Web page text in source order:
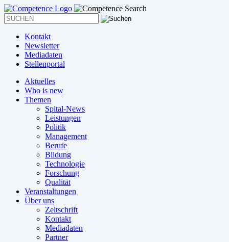
Kontakt
Newsletter
Mediadaten
Stellenportal
Aktuelles
Who is new
Themen
Spital-News
Leistungen
Politik
Management
Berufe
Bildung
Technologie
Forschung
Qualität
Veranstaltungen
Über uns
Zeitschrift
Kontakt
Mediadaten
Partner